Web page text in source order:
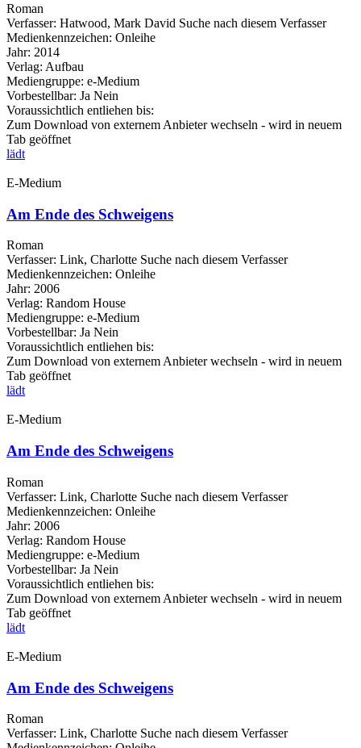
Roman
Verfasser: Hatwood, Mark David Suche nach diesem Verfasser
Medienkennzeichen: Onleihe
Jahr: 2014
Verlag: Aufbau
Mediengruppe: e-Medium
Vorbestellbar: Ja Nein
Voraussichtlich entliehen bis:
Zum Download von externem Anbieter wechseln - wird in neuem
Tab geöffnet
lädt
E-Medium
Am Ende des Schweigens
Roman
Verfasser: Link, Charlotte Suche nach diesem Verfasser
Medienkennzeichen: Onleihe
Jahr: 2006
Verlag: Random House
Mediengruppe: e-Medium
Vorbestellbar: Ja Nein
Voraussichtlich entliehen bis:
Zum Download von externem Anbieter wechseln - wird in neuem
Tab geöffnet
lädt
E-Medium
Am Ende des Schweigens
Roman
Verfasser: Link, Charlotte Suche nach diesem Verfasser
Medienkennzeichen: Onleihe
Jahr: 2006
Verlag: Random House
Mediengruppe: e-Medium
Vorbestellbar: Ja Nein
Voraussichtlich entliehen bis:
Zum Download von externem Anbieter wechseln - wird in neuem
Tab geöffnet
lädt
E-Medium
Am Ende des Schweigens
Roman
Verfasser: Link, Charlotte Suche nach diesem Verfasser